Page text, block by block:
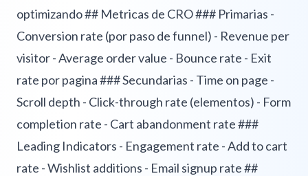
optimizando ## Metricas de CRO ### Primarias -
Conversion rate (por paso de funnel) - Revenue per
visitor - Average order value - Bounce rate - Exit
rate por pagina ### Secundarias - Time on page -
Scroll depth - Click-through rate (elementos) - Form
completion rate - Cart abandonment rate ###
Leading Indicators - Engagement rate - Add to cart
rate - Wishlist additions - Email signup rate ##